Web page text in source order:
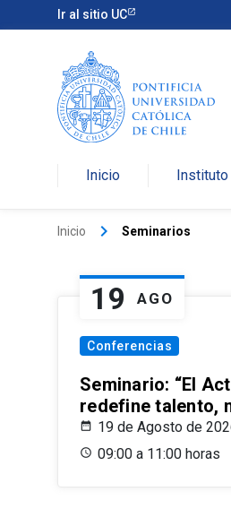
Ir al sitio UC
Inicio Instituto
Inicio keyboard_arrow_right Seminarios
19 AGO
Conferencias
Seminario: “El
redefine talento,
19 de Agosto de
09:00 a 11:00 horas